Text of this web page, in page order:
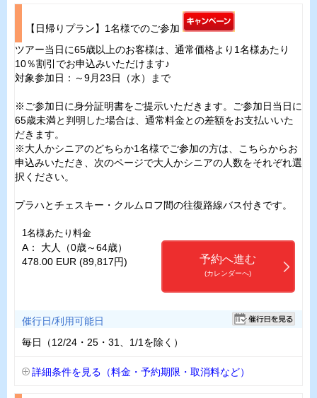
【日帰りプラン】1名様でのご参加
ツアー当日に65歳以上のお客様は、通常価格より1名様あたり
10％割引でお申込みいただけます♪
対象参加日：～9月23日（水）まで
※ご参加日に身分証明書をご提示いただきます。ご参加日当日に
65歳未満と判明した場合は、通常料金との差額をお支払いいた
だきます。
※大人かシニアのどちらか1名様でご参加の方は、こちらからお
申込みいただき、次のページで大人かシニアの人数をそれぞれ選
択ください。
プラハとチェスキー・クルムロフ間の往復路線バス付きです。
1名様あたり料金
A： 大人（0歳～64歳）
478.00 EUR (89,817円)
予約へ進む
(カレンダーへ)
催行日/利用可能日
毎日（12/24・25・31、1/1を除く）
詳細条件を見る（料金・予約期限・取消料など）